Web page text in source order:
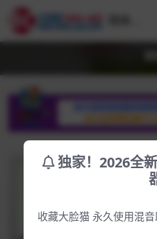
独家！2026全
收藏大脸猫 永久使用混